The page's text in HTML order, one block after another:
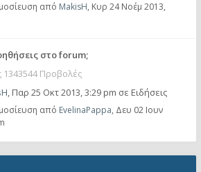
από MakisH, Κυρ 24 Νοέμ 2013,
στο forum;
1343544 Προβολές
, Παρ 25 Οκτ 2013, 3:29 pm σε Ειδήσεις
από EvelinaPappa, Δευ 02 Ιουν